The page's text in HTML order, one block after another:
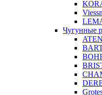
Чугунные